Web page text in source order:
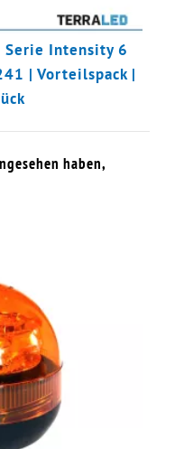
Intensity 6
| Vorteilspack |
haben,